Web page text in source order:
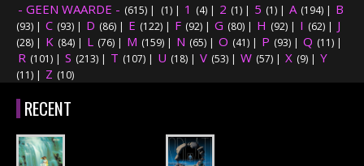
RECENSIES
INTERVIEWS
CONCERTFOTO'S
- GEEN WAARDE - (615) | (1) | 1 (4) | 2 (1) | 5 (1) | A (194) | B
(93) | C (93) | D (86) | E (122) | F (92) | G (80) | H (92) | I (62) | J
(28) | K (84) | L (76) | M (159) | N (65) | O (41) | P (93) | Q (11) |
R (101) | S (213) | T (107) | U (18) | V (53) | W (57) | X (9) | Y
(11) | Z (10)
RECENT